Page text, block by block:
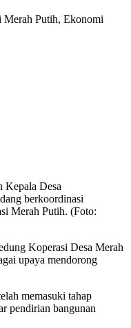
Merah Putih, Ekonomi
Kepala Desa
berkoordinasi
Merah Putih. (Foto:
Koperasi Desa Merah
upaya mendorong
memasuki tahap
pendirian bangunan